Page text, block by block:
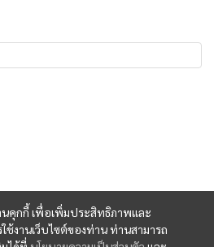
นคุกกี้ เพื่อเพิ่มประสิทธิภาพและ
งานเว็บไซต์ของท่าน ท่านสามารถ